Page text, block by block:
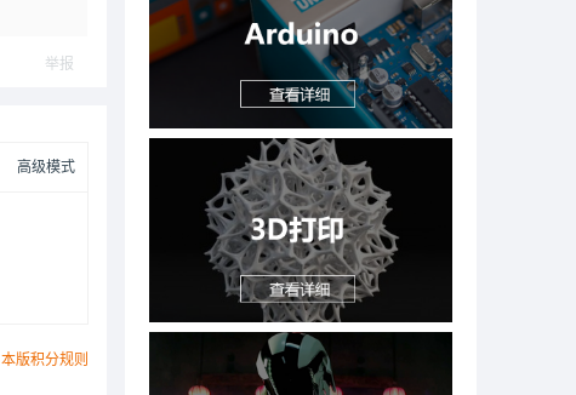
举报
高级模式
本版积分规则